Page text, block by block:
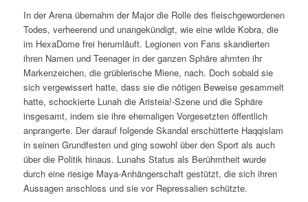
In der Arena übernahm der Major die Rolle des fleischgewordenen
Todes, verheerend und unangekündigt, wie eine wilde Kobra, die
im HexaDome frei herumläuft. Legionen von Fans skandierten
ihren Namen und Teenager in der ganzen Sphäre ahmten ihr
Markenzeichen, die grüblerische Miene, nach. Doch sobald sie
sich vergewissert hatte, dass sie die nötigen Beweise gesammelt
hatte, schockierte Lunah die Aristeia!-Szene und die Sphäre
insgesamt, indem sie ihre ehemaligen Vorgesetzten öffentlich
anprangerte. Der darauf folgende Skandal erschütterte Haqqislam
in seinen Grundfesten und ging sowohl über den Sport als auch
über die Politik hinaus. Lunahs Status als Berühmtheit wurde
durch eine riesige Maya-Anhängerschaft gestützt, die sich ihren
Aussagen anschloss und sie vor Repressalien schützte.